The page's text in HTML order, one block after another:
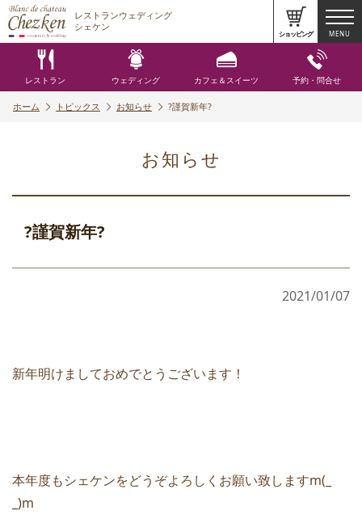
レストランウェディング
シェケン
レストラン ウェディング カフェ＆スイーツ 予約・問合せ
ショッピング MENU
ホーム トピックス お知らせ ?謹賀新年?
お知らせ
?謹賀新年?
2021/01/07
新年明けましておめでとうございます！
本年度もシェケンをどうぞよろしくお願い致しますm(_
_)m